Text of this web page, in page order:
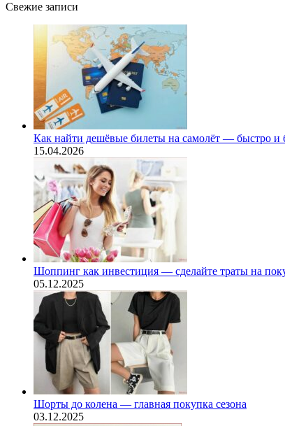
Свежие записи
Как найти дешёвые билеты на самолёт — быстро и
15.04.2026
Шоппинг как инвестиция — сделайте траты на
05.12.2025
Шорты до колена — главная покупка сезона
03.12.2025